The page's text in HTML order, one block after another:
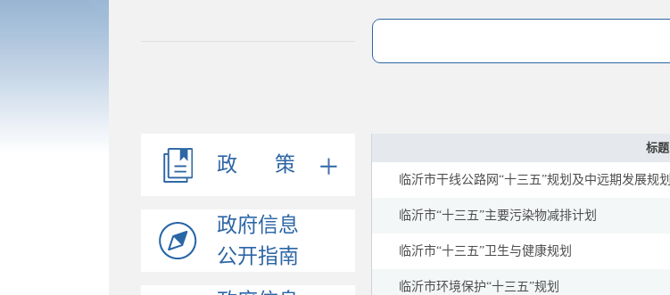
政 策
政府信息
公开指南
标题
临沂市干线公路网“十三五”规划及中远期发展规划
临沂市“十三五”主要污染物减排计划
临沂市“十三五”卫生与健康规划
临沂市环境保护“十三五”规划